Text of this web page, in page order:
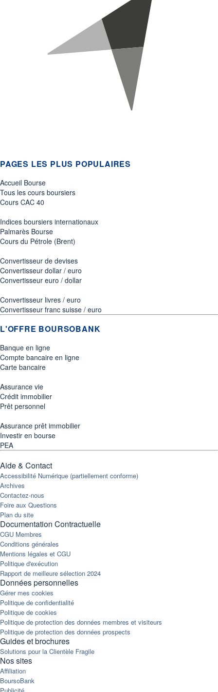
PAGES LES PLUS POPULAIRES
Accueil Bourse
Tous les cours boursiers
Cours CAC 40
Indices boursiers internationaux
Palmarès Bourse
Cours du Pétrole (Brent)
Convertisseur de devises
Convertisseur dollar / euro
Convertisseur euro / dollar
Convertisseur livres / euro
Convertisseur franc suisse / euro
L'OFFRE BOURSOBANK
Banque en ligne
Compte bancaire en ligne
Carte bancaire
Assurance vie
Crédit immobilier
Prêt personnel
Assurance prêt immobilier
Investir en bourse
PEA
Aide & Contact
Accessibilité Numérique (partiellement conforme)
Archives
Contactez-nous
Foire aux Questions
Plan du site
Documentation Contractuelle
CGU Membres
Conditions générales
Mentions légales et CGU
Politique d'exécution
Rapport de meilleure sélection 2024
Données personnelles
Gérer mes cookies
Politique de confidentialité
Politique de cookies
Politique de protection des données membres et visiteurs
Politique de protection des données prospects
Guides et brochures
Solutions pour la Clientèle Fragile
Nos sites
Affiliation
BoursoBank